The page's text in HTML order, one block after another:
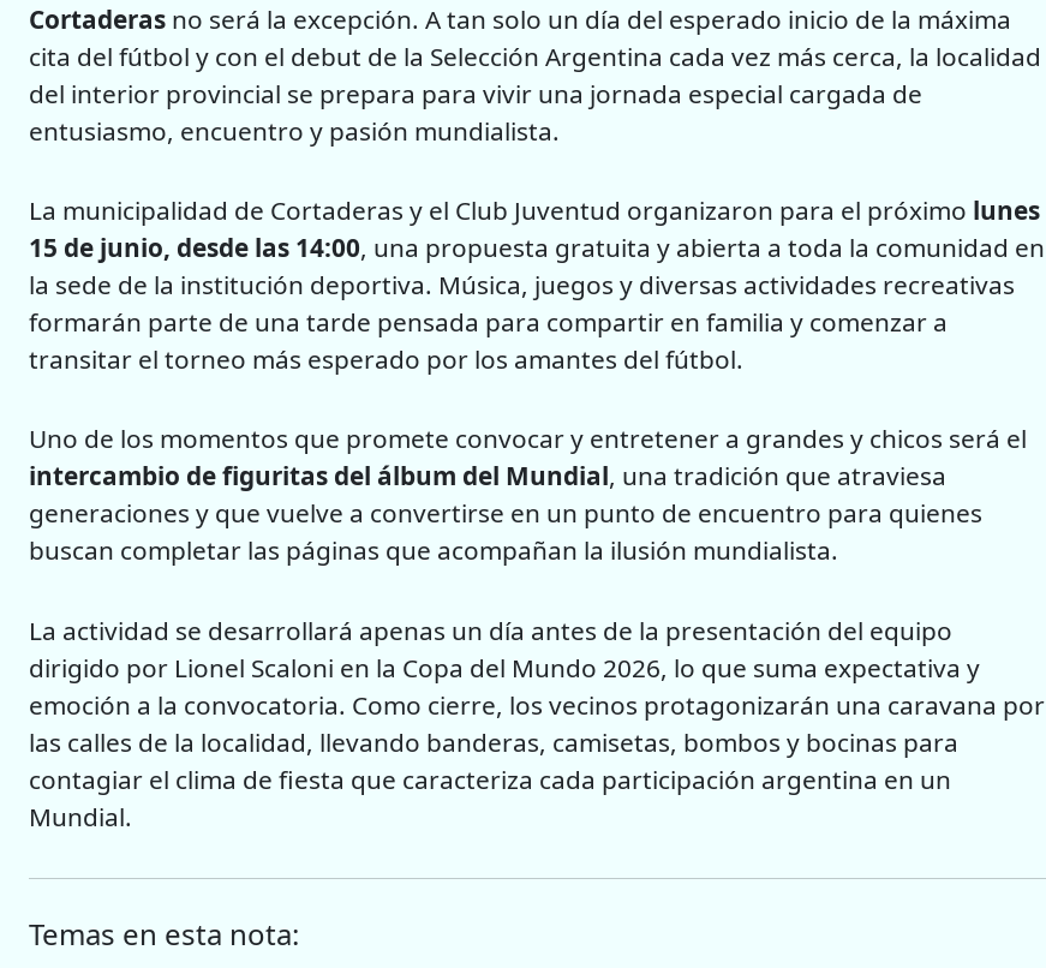
Cortaderas no será la excepción. A tan solo un día del esperado inicio de la máxima
cita del fútbol y con el debut de la Selección Argentina cada vez más cerca, la localidad
del interior provincial se prepara para vivir una jornada especial cargada de
entusiasmo, encuentro y pasión mundialista.
La municipalidad de Cortaderas y el Club Juventud organizaron para el próximo lunes
15 de junio, desde las 14:00, una propuesta gratuita y abierta a toda la comunidad en
la sede de la institución deportiva. Música, juegos y diversas actividades recreativas
formarán parte de una tarde pensada para compartir en familia y comenzar a
transitar el torneo más esperado por los amantes del fútbol.
Uno de los momentos que promete convocar y entretener a grandes y chicos será el
intercambio de figuritas del álbum del Mundial, una tradición que atraviesa
generaciones y que vuelve a convertirse en un punto de encuentro para quienes
buscan completar las páginas que acompañan la ilusión mundialista.
La actividad se desarrollará apenas un día antes de la presentación del equipo
dirigido por Lionel Scaloni en la Copa del Mundo 2026, lo que suma expectativa y
emoción a la convocatoria. Como cierre, los vecinos protagonizarán una caravana por
las calles de la localidad, llevando banderas, camisetas, bombos y bocinas para
contagiar el clima de fiesta que caracteriza cada participación argentina en un
Mundial.
Temas en esta nota: